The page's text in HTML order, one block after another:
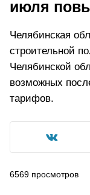
июля
Челябинская
строительной
Челябинской
возможных
тарифов.
6569 просмотров